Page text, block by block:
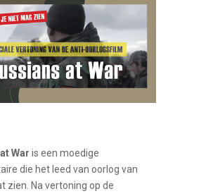
War is een moedige
die het leed van oorlog van
zien. Na vertoning op de